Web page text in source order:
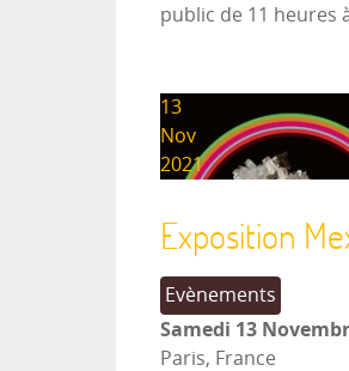
public de 11 heures
13
Nov
2021
Exposition
Evènements
Samedi 13
Paris, France